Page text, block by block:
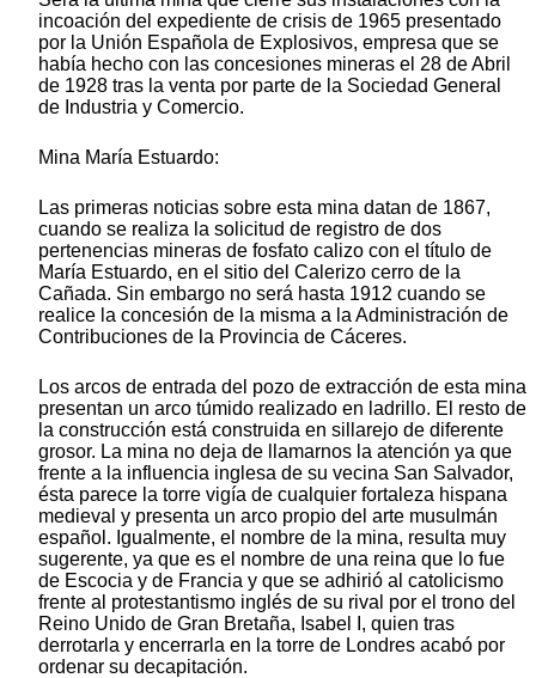
incoación del expediente de crisis de 1965 presentado
por la Unión Española de Explosivos, empresa que se
había hecho con las concesiones mineras el 28 de Abril
de 1928 tras la venta por parte de la Sociedad General
de Industria y Comercio.
Mina María Estuardo:
Las primeras noticias sobre esta mina datan de 1867,
cuando se realiza la solicitud de registro de dos
pertenencias mineras de fosfato calizo con el título de
María Estuardo, en el sitio del Calerizo cerro de la
Cañada. Sin embargo no será hasta 1912 cuando se
realice la concesión de la misma a la Administración de
Contribuciones de la Provincia de Cáceres.
Los arcos de entrada del pozo de extracción de esta mina
presentan un arco túmido realizado en ladrillo. El resto de
la construcción está construida en sillarejo de diferente
grosor. La mina no deja de llamarnos la atención ya que
frente a la influencia inglesa de su vecina San Salvador,
ésta parece la torre vigía de cualquier fortaleza hispana
medieval y presenta un arco propio del arte musulmán
español. Igualmente, el nombre de la mina, resulta muy
sugerente, ya que es el nombre de una reina que lo fue
de Escocia y de Francia y que se adhirió al catolicismo
frente al protestantismo inglés de su rival por el trono del
Reino Unido de Gran Bretaña, Isabel I, quien tras
derrotarla y encerrarla en la torre de Londres acabó por
ordenar su decapitación.